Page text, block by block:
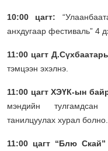
10:00 цагт:
анхдугаар фестиваль” 4
11:00 цагт
тэмцээн эхэлнэ.
11:00 цагт ХЭҮК-ын
мэндийн тулгамдсан
танилцуулах хурал болно.
11:00 цагт “Блю